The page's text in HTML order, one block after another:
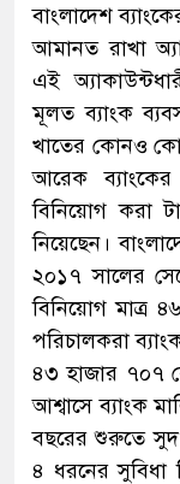
বাংলাদেশ
আমানত রাখা
এই
মূলত ব্যাংক
খাতের কোনও
আরেক
বিনিয়োগ করা
নিয়েছেন।
২০১৭ সালের
বিনিয়োগ মাত্র
পরিচালকরা
৪৩ হাজার ৭০৭
আশ্বাসে ব্যাংক
বছরের শুরুতে
৪ ধরনের সুবিধা